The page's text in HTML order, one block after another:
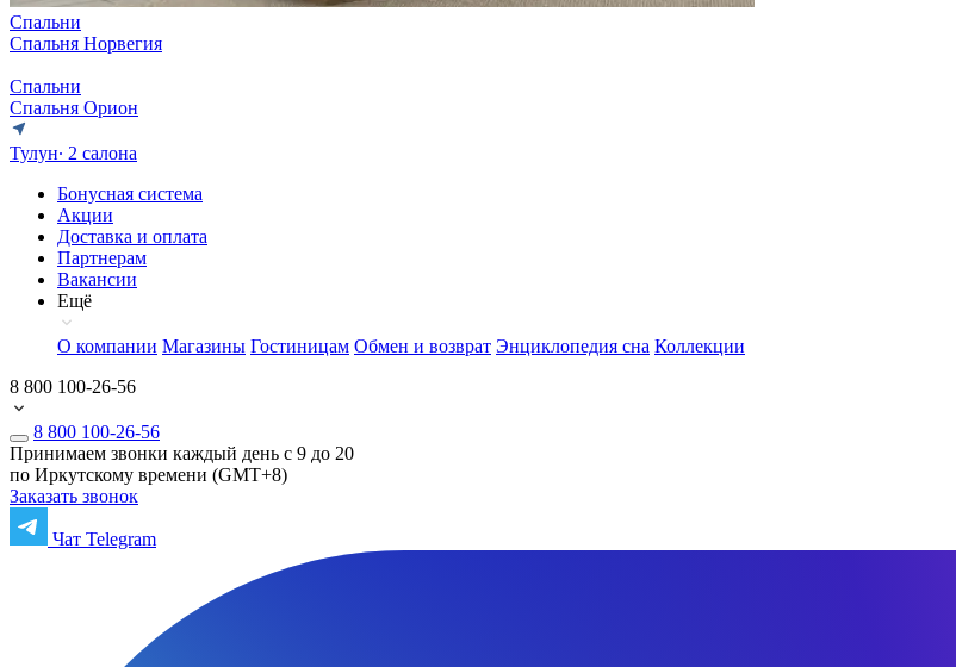
Спальни
Спальня Норвегия
Спальни
Спальня Орион
Тулун∙ 2 салона
Бонусная система
Акции
Доставка и оплата
Партнерам
Вакансии
Ещё
О компании Магазины Гостиницам Обмен и возврат Энциклопедия сна Коллекции
8 800 100-26-56
8 800 100-26-56
Принимаем звонки каждый день с 9 до 20
по Иркутскому времени (GMT+8)
Заказать звонок
Чат Telegram